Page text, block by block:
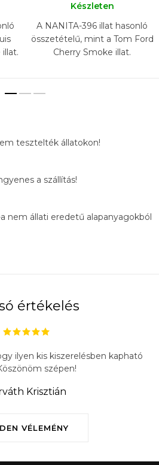
Készleten
A NANITA-396 illat hasonló
összetételű, mint a Tom Ford
Cherry Smoke illat.
tesztelték állatokon!
a szállítás!
nem állati eredetű alapanyagokból
értékelés
VÉLEMÉNY
ilyen kis kiszerelésben kapható
szépen!
Krisztián